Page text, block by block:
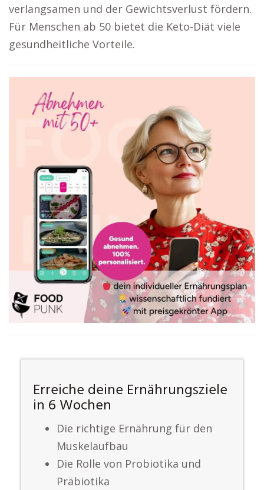
verlangsamen und der Gewichtsverlust fördern.
Für Menschen ab 50 bietet die Keto-Diät viele
gesundheitliche Vorteile.
Erreiche deine Ernährungsziele
in 6 Wochen
Die richtige Ernährung für den
Muskelaufbau
Die Rolle von Probiotika und
Präbiotika